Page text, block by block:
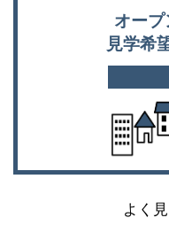
オー
見学希
よく